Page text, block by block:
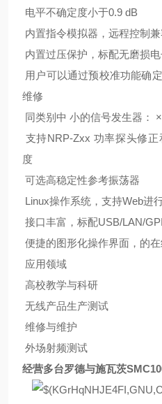
电平不确定度小于0.9 dB
内置指令模拟器，远程控制
内置过压保护，标配无磨损
用户可以通过预校准功能确
维修
同类别中 小的信号发生器：
支持NRP-Zxx 功率探头修
度
可选高稳定性参考振荡器
Linux操作系统，支持Web进
接口丰富，标配USB/LAN/
便捷的图形化操作界面，的
应用领域
高校教学与科研
无线产品生产测试
维修与维护
外场射频测试
经营多台罗德与施瓦茨